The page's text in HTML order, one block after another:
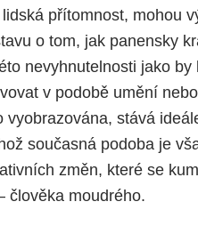
přítomnost, mohou
o tom, jak panensky
nevyhnutelnosti jako
v podobě umění
vyobrazována, stává
současná podoba je
změn, které se
člověka moudrého.